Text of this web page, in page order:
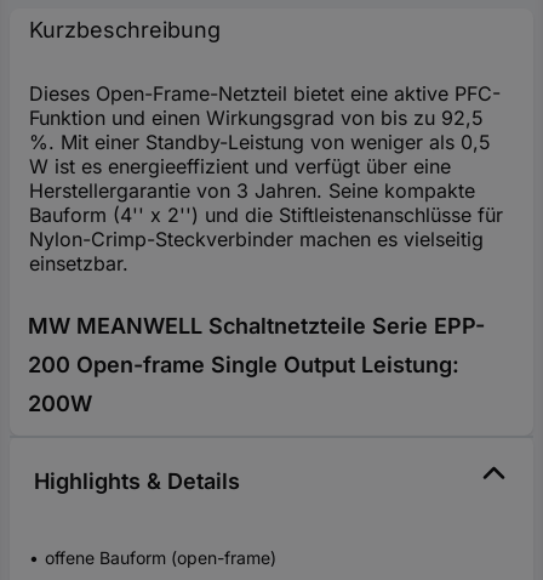
Kurzbeschreibung
Dieses Open-Frame-Netzteil bietet eine aktive PFC-
Funktion und einen Wirkungsgrad von bis zu 92,5
%. Mit einer Standby-Leistung von weniger als 0,5
W ist es energieeffizient und verfügt über eine
Herstellergarantie von 3 Jahren. Seine kompakte
Bauform (4'' x 2'') und die Stiftleistenanschlüsse für
Nylon-Crimp-Steckverbinder machen es vielseitig
einsetzbar.
MW MEANWELL Schaltnetzteile Serie EPP-
200 Open-frame Single Output Leistung:
200W
Highlights & Details
offene Bauform (open-frame)